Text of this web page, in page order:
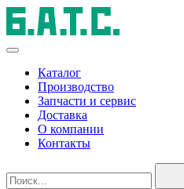
Каталог
Производство
Запчасти и сервис
Доставка
О компании
Контакты